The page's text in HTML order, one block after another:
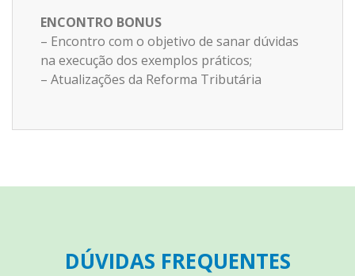
ENCONTRO BONUS
– Encontro com o objetivo de sanar dúvidas
na execução dos exemplos práticos;
– Atualizações da Reforma Tributária
DÚVIDAS FREQUENTES